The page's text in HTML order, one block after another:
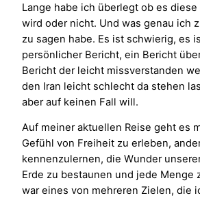
Lange habe ich überlegt ob es
wird oder nicht. Und was genau ich
zu sagen habe. Es ist schwierig, es
persönlicher Bericht, ein Bericht
Bericht der leicht missverstanden
den Iran leicht schlecht da stehen
aber auf keinen Fall will.
Auf meiner aktuellen Reise geht es
Gefühl von Freiheit zu erleben,
kennenzulernen, die Wunder
Erde zu bestaunen und jede Menge
war eines von mehreren Zielen, die